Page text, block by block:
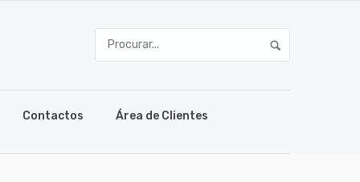
Contactos Área de Clientes